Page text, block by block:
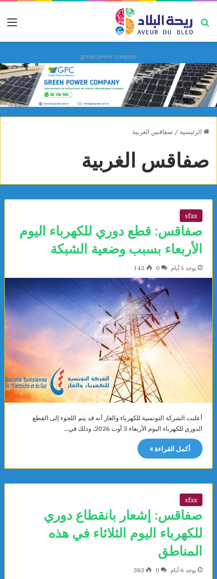
بحث عن
green power company
الرئيسية / صفاقس الغربية
صفاقس الغربية
sfax
صفاقس: قطع دوري للكهرباء اليوم
الأربعاء بسبب وضعية الشبكة
يوجد 5 أيام 0
142
أعلنت الشركة التونسية للكهرباء والغاز أنه قد يتم اللجوء إلى القطع
الدوري للكهرباء اليوم الأربعاء 5 أوت 2026، وذلك في…
أكمل القراءة »
sfax
صفاقس: إشعار بانقطاع دوري
للكهرباء اليوم الثلاثاء في هذه
المناطق
يوجد 6 أيام 0
383